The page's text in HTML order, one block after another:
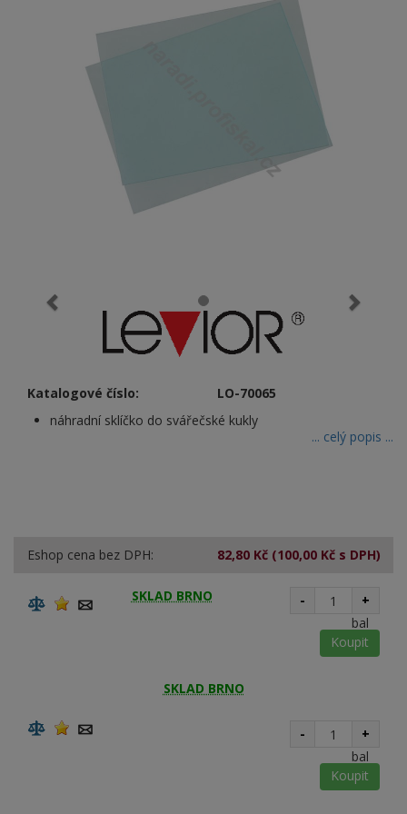
Katalogové číslo:
LO-70065
náhradní sklíčko do svářečské kukly
... celý popis ...
Eshop cena bez DPH: 82,80 Kč (100,00 Kč s DPH)
SKLAD BRNO -
+
bal
Koupit
SKLAD BRNO
-
+
bal
Koupit